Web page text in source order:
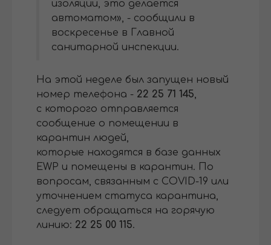
изоляции, это делается
автоматом», - сообщили в
воскресенье в Главной
санитарной инспекции.
На этой неделе был запущен новый
номер телефона - 22 25 71 145
с которого отправляется
сообщение о помещении в
карантин людей,
которые находятся в базе данных
EWP и помещены в карантин. По
вопросам, связанным с COVID-19 или
уточнением статуса карантина,
следует обращаться на горячую
линию: 22 25 00 115.